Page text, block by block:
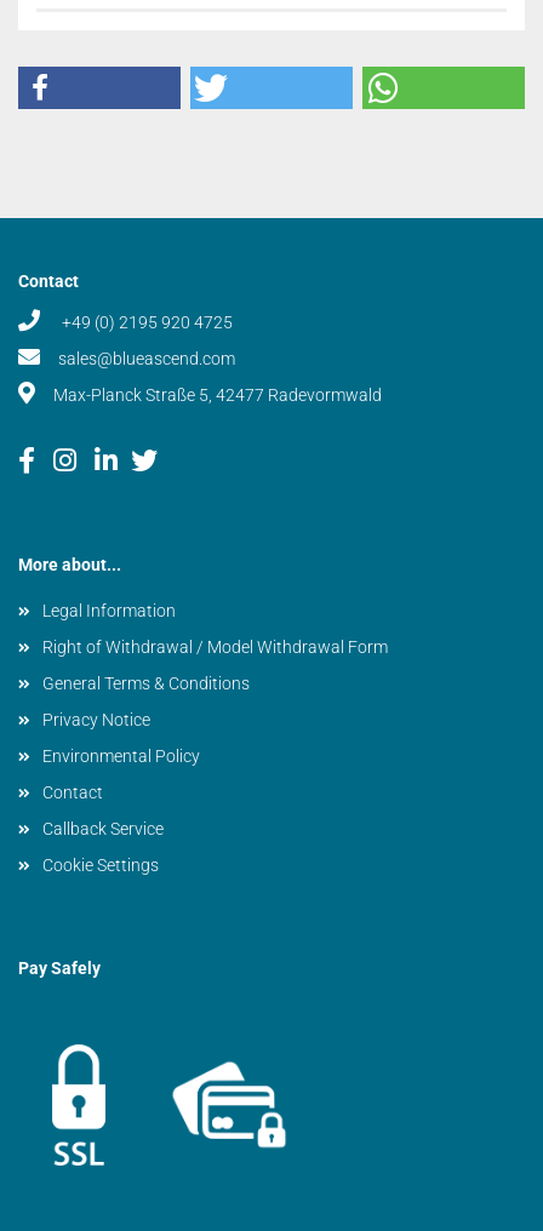
Contact
+49 (0) 2195 920 4725
sales@blueascend.com
Max-Planck Straße 5, 42477 Radevormwald
More about...
Legal Information
Right of Withdrawal / Model Withdrawal Form
General Terms & Conditions
Privacy Notice
Environmental Policy
Contact
Callback Service
Cookie Settings
Pay Safely